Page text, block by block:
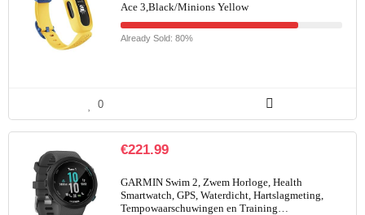
Ace 3,Black/Minions Yellow
Already Sold: 80%
0
€221.99
GARMIN Swim 2, Zwem Horloge, Health
Smartwatch, GPS, Waterdicht, Hartslagmeting,
Tempowaarschuwingen en Training…